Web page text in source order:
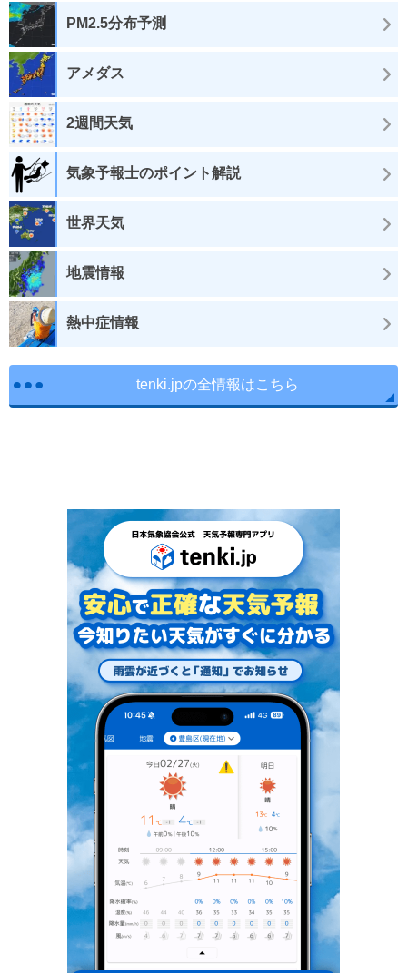
PM2.5分布予測
アメダス
2週間天気
気象予報士のポイント解説
世界天気
地震情報
熱中症情報
tenki.jpの全情報はこちら